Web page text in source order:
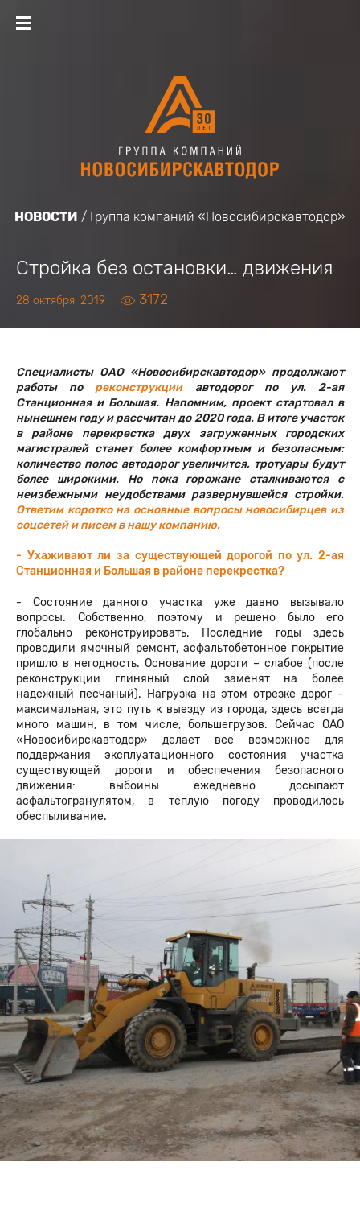
НОВОСТИ Группа компаний «Новосибирскавтодор»
Стройка без остановки… движения
28 октября, 2019 3172
Специалисты ОАО «Новосибирскавтодор» продолжают
работы по реконструкции автодорог по ул. 2-ая
Станционная и Большая. Напомним, проект стартовал в
нынешнем году и рассчитан до 2020 года. В итоге участок
в районе перекрестка двух загруженных городских
магистралей станет более комфортным и безопасным:
количество полос автодорог увеличится, тротуары будут
более широкими. Но пока горожане сталкиваются с
неизбежными неудобствами развернувшейся стройки.
Ответим коротко на основные вопросы новосибирцев из
соцсетей и писем в нашу компанию.
- Ухаживают ли за существующей дорогой по ул. 2-ая
Станционная и Большая в районе перекрестка?
- Состояние данного участка уже давно вызывало
вопросы. Собственно, поэтому и решено было его
глобально реконструировать. Последние годы здесь
проводили ямочный ремонт, асфальтобетонное покрытие
пришло в негодность. Основание дороги – слабое (после
реконструкции глиняный слой заменят на более
надежный песчаный). Нагрузка на этом отрезке дорог –
максимальная, это путь к выезду из города, здесь всегда
много машин, в том числе, большегрузов. Сейчас ОАО
«Новосибирскавтодор» делает все возможное для
поддержания эксплуатационного состояния участка
существующей дороги и обеспечения безопасного
движения: выбоины ежедневно досыпают
асфальтогранулятом, в теплую погоду проводилось
обеспыливание.